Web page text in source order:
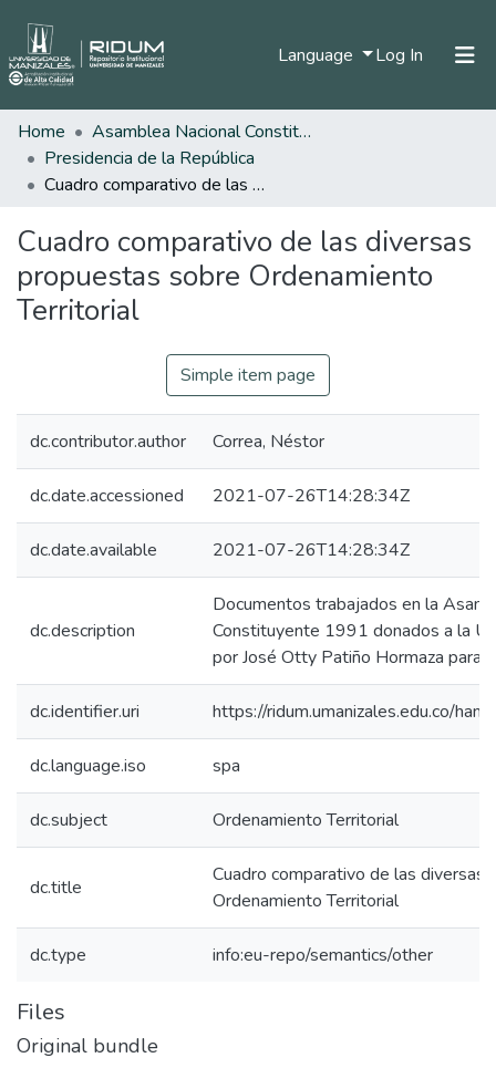
Language Log In (current)
Statistics
Home
Asamblea Nacional Constituyente
Presidencia de la República
Cuadro comparativo de las diversas propuestas sobre Ordenamiento Territorial
Cuadro comparativo de las diversas
propuestas sobre Ordenamiento
Territorial
Simple item page
dc.contributor.author Correa, Néstor
dc.date.accessioned 2021-07-26T14:28:34Z
dc.date.available 2021-07-26T14:28:34Z
dc.description
Documentos trabajados en la
Constituyente 1991 donados a la
por José Otty Patiño Hormaza para
dc.identifier.uri https://ridum.umanizales.edu.co/
dc.language.iso spa
dc.subject Ordenamiento Territorial
dc.title
Cuadro comparativo de las diversas
Ordenamiento Territorial
dc.type info:eu-repo/semantics/other
Files
Original bundle